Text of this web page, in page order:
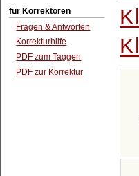
für Korrektoren
Fragen & Antworten
Korrekturhilfe
PDF zum Taggen
PDF zur Korrektur